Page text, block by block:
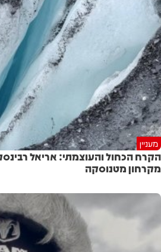
מעניין
הקרח הכחול והעוצמתי: אריאל
מקרחון מטנוסקה